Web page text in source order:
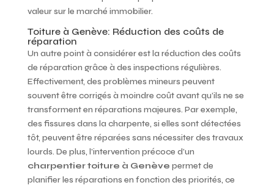
valeur sur le marché immobilier.
Toiture à Genève: Réduction des coûts de
réparation
Un autre point à considérer est la réduction des coûts
de réparation grâce à des inspections régulières.
Effectivement, des problèmes mineurs peuvent
souvent être corrigés à moindre coût avant qu’ils ne se
transforment en réparations majeures. Par exemple,
des fissures dans la charpente, si elles sont détectées
tôt, peuvent être réparées sans nécessiter des travaux
lourds. De plus, l’intervention précoce d’un
charpentier toiture à Genève permet de
planifier les réparations en fonction des priorités, ce